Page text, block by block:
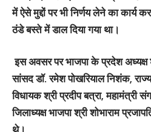
में ऐसे मुद्दों पर भी निर्णय लेने का कार्य
ठंडे बस्ते में डाल दिया गया था।
इस अवसर पर भाजपा के प्रदेश अध्यक्ष
सांसद डॉ. रमेश पोखरियाल निशंक,
विधायक श्री प्रदीप बत्रा, महामंत्री
जिलाध्यक्ष भाजपा श्री शोभाराम
थे।